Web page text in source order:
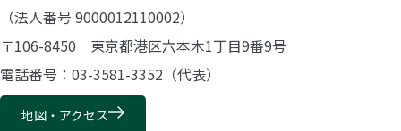
（法人番号 9000012110002）
〒106-8450 東京都港区六本木1丁目9番9号
電話番号：03-3581-3352（代表）
地図・アクセス